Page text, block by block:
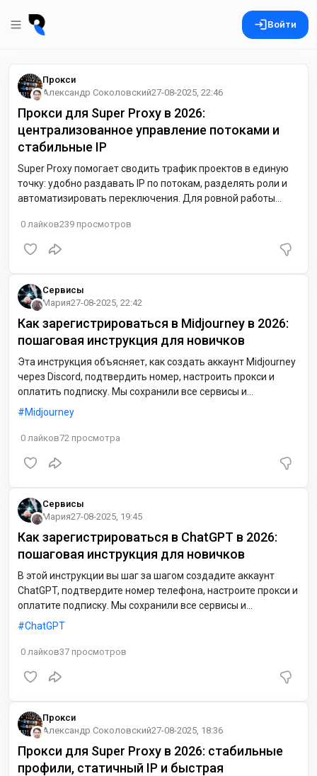
Войти
Прокси
Александр Соколовский27-08-2025, 22:46
Прокси для Super Proxy в 2026:
централизованное управление потоками и
стабильные IP
Super Proxy помогает сводить трафик проектов в единую
точку: удобно раздавать IP по потокам, разделять роли и
автоматизировать переключения. Для ровной работы
SOCKS5, а GEO подбирайте рядом с целевыми сервисами (в
ЕС часто подходят NL/DE).
0 лайков239 просмотров
Сервисы
Мария27-08-2025, 22:42
Как зарегистрироваться в Midjourney в 2026:
пошаговая инструкция для новичков
Эта инструкция объясняет, как создать аккаунт Midjourney
через Discord, подтвердить номер, настроить прокси и
оплатить подписку. Мы сохранили все сервисы и
партнёрские ссылки. Текст написан простыми шагами без
жаргона.
Midjourney
0 лайков72 просмотра
Сервисы
Мария27-08-2025, 19:45
Как зарегистрироваться в ChatGPT в 2026:
пошаговая инструкция для новичков
В этой инструкции вы шаг за шагом создадите аккаунт
ChatGPT, подтвердите номер телефона, настроите прокси и
оплатите подписку. Мы сохранили все сервисы и
партнёрские ссылки, добавили простые рекомендации и
ChatGPT
0 лайков37 просмотров
Прокси
Александр Соколовский27-08-2025, 18:36
Прокси для Super Proxy в 2026: стабильные
профили, статичный IP и быстрая